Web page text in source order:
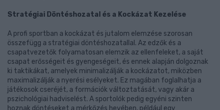
Stratégiai Döntéshozatal és a Kockázat Kezelése
A profi sportban a kockázat és jutalom elemzése szorosan
összefügg a stratégiai döntéshozatallal. Az edzők és a
csapatvezetők folyamatosan elemzik az ellenfeleket, a saját
csapat erősségeit és gyengeségeit, és ennek alapján dolgoznak
ki taktikákat, amelyek minimalizálják a kockázatot, miközben
maximalizálják a nyerési esélyeket. Ez magában foglalhatja a
játékosok cseréjét, a formációk változtatását, vagy akár a
pszichológiai hadviselést. A sportolók pedig egyéni szinten
hoznak döntéseket a mérkőzés hevében, például egy